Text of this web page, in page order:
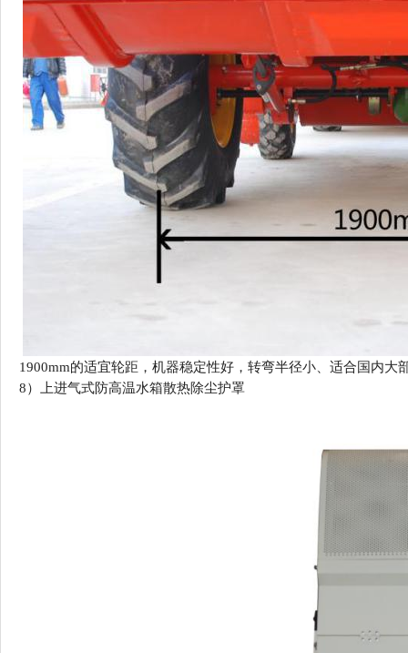
1900mm的适宜轮距 ， 机器稳定性好， 转弯半径小、适合国内大
8）
上进气式防高温水箱散热除尘护罩